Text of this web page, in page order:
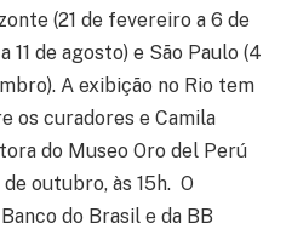
(21 de fevereiro a 6 de
11 de agosto) e São Paulo (4
A exibição no Rio tem
os curadores e Camila
do Museo Oro del Perú
outubro, às 15h. O
do Brasil e da BB